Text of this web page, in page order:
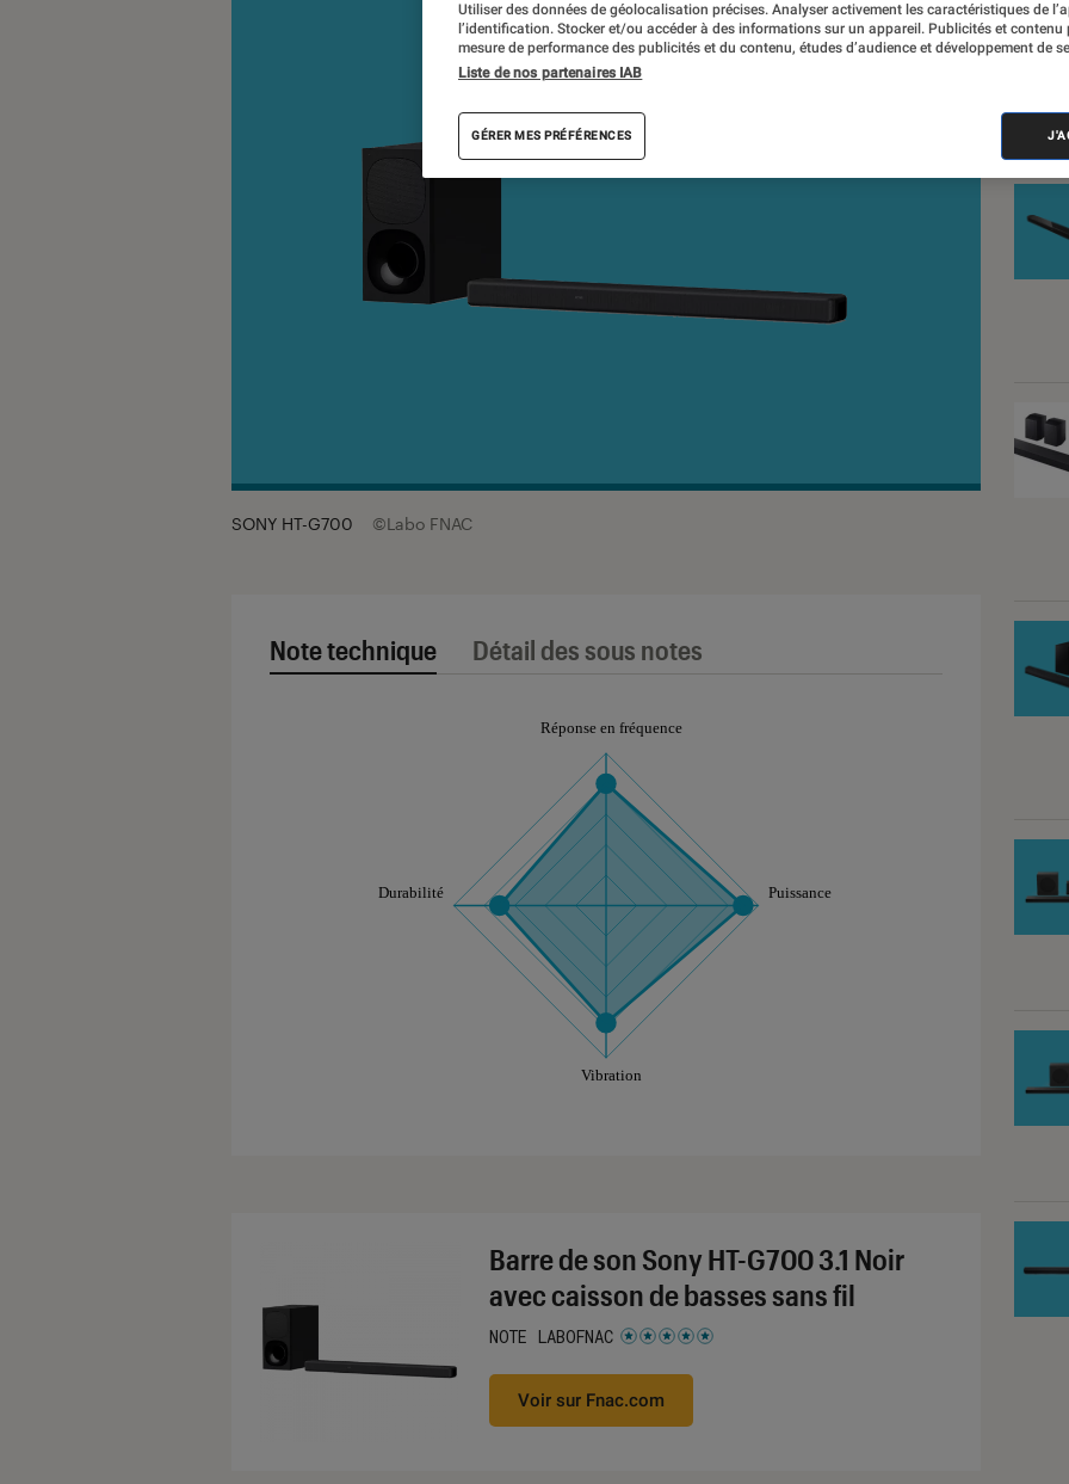
SONY HT-G700 ©Labo FNAC
Note technique Détail des sous notes
Les notes de ce graphique sont à retrouver dans l'onglet "Détail des
Barre de son Sony HT-G700 3.1 Noir
avec caisson de basses sans fil
NOTE LABOFNAC
Noté 5 étoiles sur 5
Voir sur Fnac.com
de
VOIR
Utiliser des données de géolocalisation précises. Analyser activement les caractéristiques de
l’identification. Stocker et/ou accéder à des informations sur un appareil. Publicités et contenu
mesure de performance des publicités et du contenu, études d’audience et développement de
Liste de nos partenaires IAB
GÉRER MES PRÉFÉRENCES